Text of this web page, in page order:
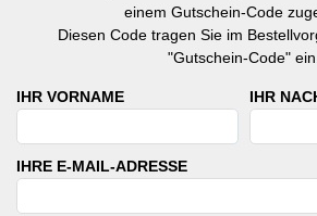
einem Gutschein-Code
Diesen Code tragen Sie im
"Gutschein-Code" ein.
IHR VORNAME IHR
IHRE E-MAIL-ADRESSE